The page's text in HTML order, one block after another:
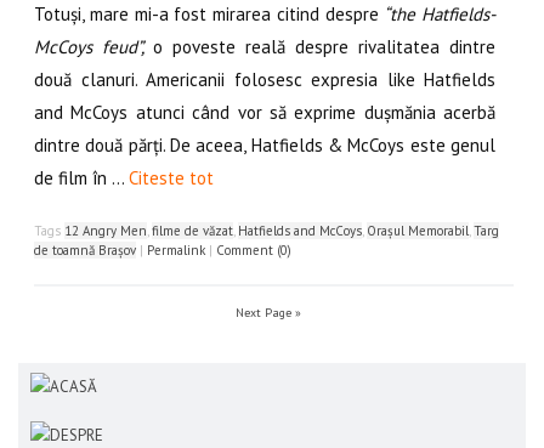
Totuși, mare mi-a fost mirarea citind despre “the Hatfields-
McCoys feud”, o poveste reală despre rivalitatea dintre
două clanuri. Americanii folosesc expresia like Hatfields
and McCoys atunci când vor să exprime dușmănia acerbă
dintre două părți. De aceea, Hatfields & McCoys este genul
de film în … Citeste tot
Tags 12 Angry Men,filme de văzat, Hatfields and McCoys, Orașul Memorabil,Targ
de toamnă Brașov | Permalink | Comment (0)
Next Page »
ACASĂ
DESPRE